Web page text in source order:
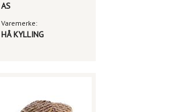
AS
Varemerke:
HÅ KYLLING